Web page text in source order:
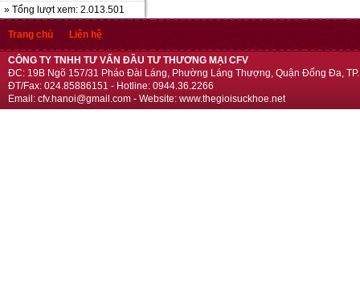
» Tổng lượt xem: 2.013.501
Trang chủ Liên hệ
CÔNG TY TNHH TƯ VẤN ĐẦU TƯ THƯƠNG MẠI CFV
ĐC: 19B Ngõ 157/31 Pháo Đài Láng, Phường Láng Thượng, Quận Đống Đa,
ĐT/Fax: 024.85886151 - Hotline: 0944.36.2266
Email: cfv.hanoi@gmail.com - Website: www.thegioisuckhoe.net